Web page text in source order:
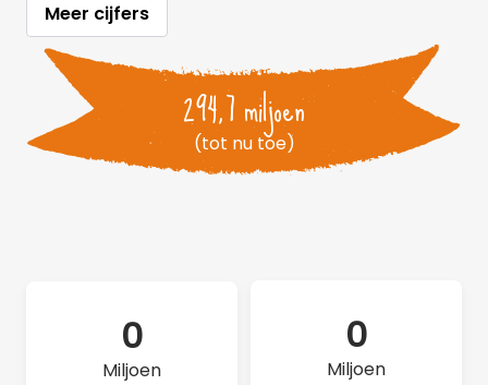
Meer cijfers
294,7 miljoen
(tot nu toe)
0
Miljoen
0
Miljoen